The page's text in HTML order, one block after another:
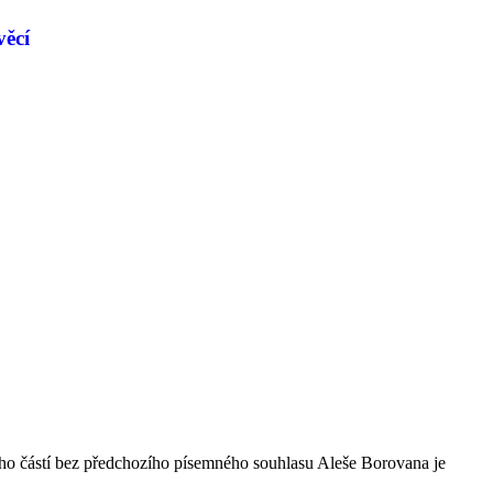
částí bez předchozího písemného souhlasu Aleše Borovana je